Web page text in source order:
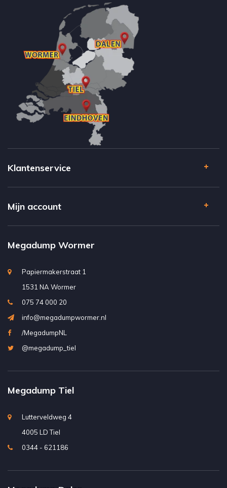
Klantenservice
Mijn account
Megadump Wormer
Papiermakerstraat 1
1531 NA Wormer
075 74 000 20
info@megadumpwormer.nl
/MegadumpNL
@megadump_tiel
Megadump Tiel
Lutterveldweg 4
4005 LD Tiel
0344 - 621186